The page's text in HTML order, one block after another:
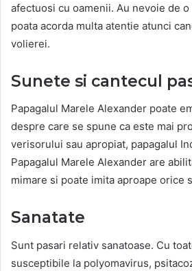
afectuosi cu oamenii. Au nevoie de
poata acorda multa atentie atunci
volierei.
Sunete si cantecul
Papagalul Marele Alexander poate
despre care se spune ca este mai
verisorului sau apropiat, papagalul
Papagalul Marele Alexander are
mimare si poate imita aproape orice
Sanatate
Sunt pasari relativ sanatoase. Cu
susceptibile la polyomavirus,